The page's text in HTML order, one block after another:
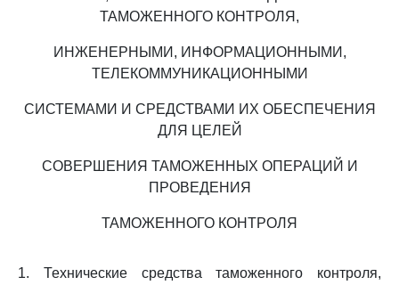
ТАМОЖЕННОГО КОНТРОЛЯ,
ИНЖЕНЕРНЫМИ, ИНФОРМАЦИОННЫМИ,
ТЕЛЕКОММУНИКАЦИОННЫМИ
СИСТЕМАМИ И СРЕДСТВАМИ ИХ ОБЕСПЕЧЕНИЯ
ДЛЯ ЦЕЛЕЙ
СОВЕРШЕНИЯ ТАМОЖЕННЫХ ОПЕРАЦИЙ И
ПРОВЕДЕНИЯ
ТАМОЖЕННОГО КОНТРОЛЯ
1. Технические средства таможенного контроля,